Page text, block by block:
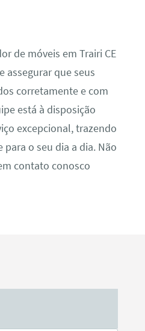
de móveis em Trairi CE
assegurar que seus
corretamente e com
está à disposição
excepcional, trazendo
o seu dia a dia. Não
contato conosco